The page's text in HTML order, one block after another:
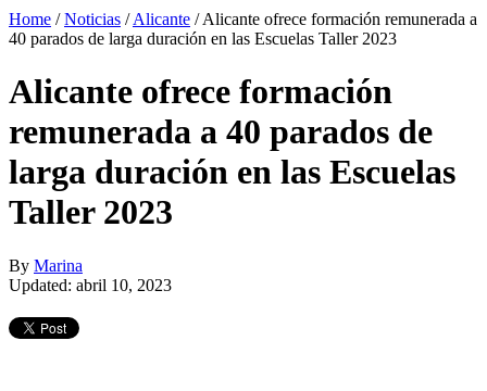
Home /Noticias /Alicante /Alicante ofrece formación remunerada a
40 parados de larga duración en las Escuelas Taller 2023
Alicante ofrece formación
remunerada a 40 parados de
larga duración en las Escuelas
Taller 2023
By Marina
Updated: abril 10, 2023